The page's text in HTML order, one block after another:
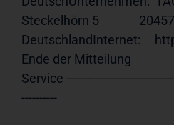
Steckelhörn 5
DeutschlandInternet:
Ende der Mitteilung
Service
----------